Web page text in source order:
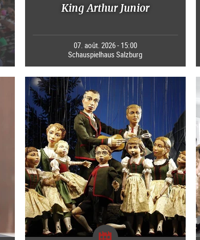
King Arthur Junior
07. août. 2026 - 15:00
Schauspielhaus Salzburg